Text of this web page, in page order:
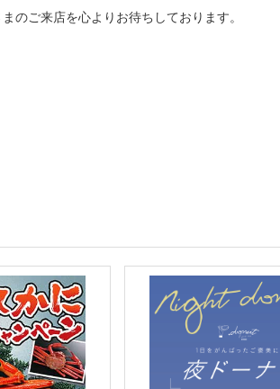
のご来店を心よりお待ちしております。